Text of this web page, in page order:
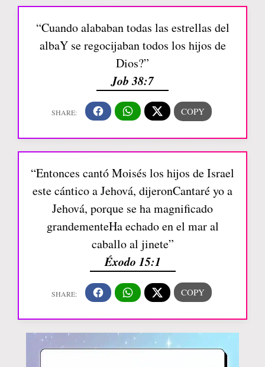
“Cuando alababan todas las estrellas del
albaY se regocijaban todos los hijos de
Dios?”
Job 38:7
“Entonces cantó Moisés los hijos de Israel
este cántico a Jehová, dijeronCantaré yo a
Jehová, porque se ha magnificado
grandementeHa echado en el mar al
caballo al jinete”
Éxodo 15:1